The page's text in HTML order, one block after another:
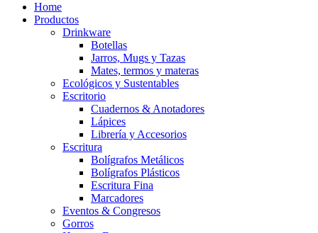
Home
Productos
Drinkware
Botellas
Jarros, Mugs y Tazas
Mates, termos y materas
Ecológicos y Sustentables
Escritorio
Cuadernos & Anotadores
Lápices
Librería y Accesorios
Escritura
Bolígrafos Metálicos
Bolígrafos Plásticos
Escritura Fina
Marcadores
Eventos & Congresos
Gorros